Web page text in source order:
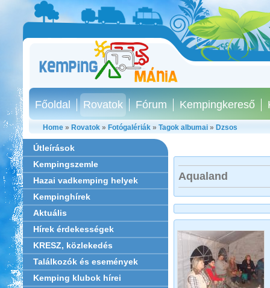
Főoldal Rovatok Fórum Kempingkereső
Home » Rovatok » Fotógalériák » Tagok albumai » Dzsos
Útleírások
Kempingszemle
Hazai vadkemping helyek
Kempinghírek
Aktuális
Hírek érdekességek
KRESZ, közlekedés
Találkozók és események
Kemping klubok hírei
Aqualand